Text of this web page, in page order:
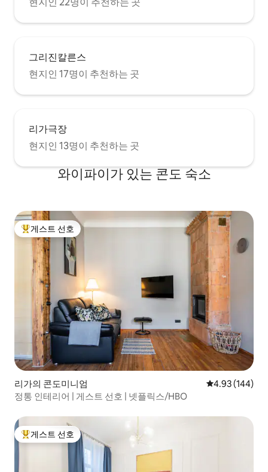
그리진칼른스
현지인 17명이 추천하는 곳
리가극장
현지인 13명이 추천하는 곳
와이파이가 있는 콘도 숙소
상위 게스트 선호
게스트 선호
리가의 콘도미니엄 평점 4.93점(5
4.93 (144)
정통 인테리어 | 게스트 선호 | 넷플릭스/HBO
상위 게스트 선호
게스트 선호